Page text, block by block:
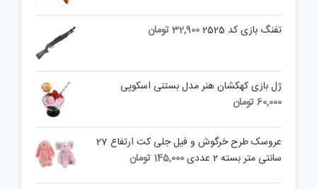
تفنگ بازی کد 2525 32,900تومان
ژل بازی کهکشان هنر مدل بستنی اسکوپی
60,000تومان
عروسک طرح خرگوش و فیل جلی کت ارتفاع 27
سانتی متر بسته 2 عددی
145,000 تومان